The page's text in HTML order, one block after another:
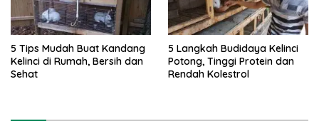
5 Tips Mudah Buat Kandang
Kelinci di Rumah, Bersih dan
Sehat
5 Langkah Budidaya Kelinci
Potong, Tinggi Protein dan
Rendah Kolestrol